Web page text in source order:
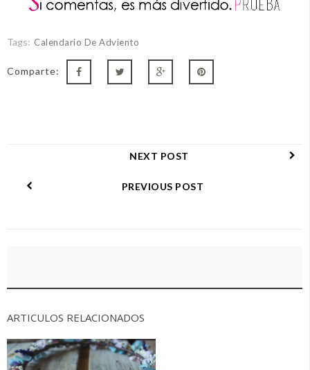
Tags: Calendario De Adviento
Comparte:
NEXT POST
PREVIOUS POST
ARTICULOS RELACIONADOS